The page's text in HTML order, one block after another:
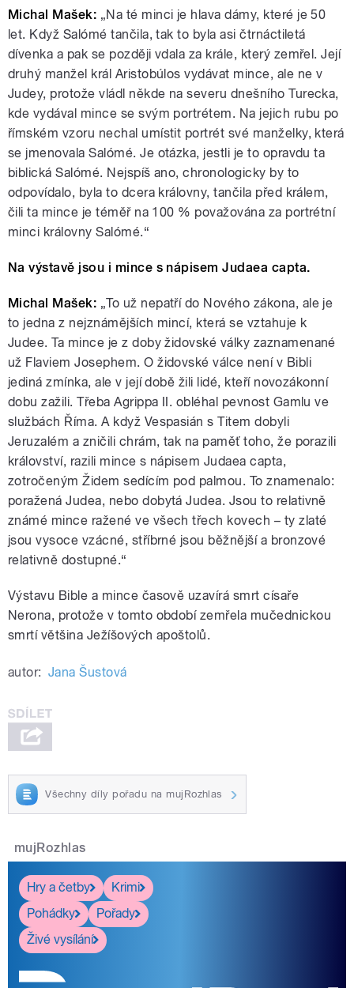
Michal Mašek: „Na té minci je hlava dámy, které je 50
let. Když Salómé tančila, tak to byla asi čtrnáctiletá
dívenka a pak se později vdala za krále, který zemřel. Její
druhý manžel král Aristobúlos vydávat mince, ale ne v
Judey, protože vládl někde na severu dnešního Turecka,
kde vydával mince se svým portrétem. Na jejich rubu po
římském vzoru nechal umístit portrét své manželky, která
se jmenovala Salómé. Je otázka, jestli je to opravdu ta
biblická Salómé. Nejspíš ano, chronologicky by to
odpovídalo, byla to dcera královny, tančila před králem,
čili ta mince je téměř na 100 % považována za portrétní
minci královny Salómé.“
Na výstavě jsou i mince s nápisem Judaea capta.
Michal Mašek: „To už nepatří do Nového zákona, ale je
to jedna z nejznámějších mincí, která se vztahuje k
Judee. Ta mince je z doby židovské války zaznamenané
už Flaviem Josephem. O židovské válce není v Bibli
jediná zmínka, ale v její době žili lidé, kteří novozákonní
dobu zažili. Třeba Agrippa II. obléhal pevnost Gamlu ve
službách Říma. A když Vespasián s Titem dobyli
Jeruzalém a zničili chrám, tak na paměť toho, že porazili
království, razili mince s nápisem Judaea capta,
zotročeným Židem sedícím pod palmou. To znamenalo:
poražená Judea, nebo dobytá Judea. Jsou to relativně
známé mince ražené ve všech třech kovech – ty zlaté
jsou vysoce vzácné, stříbrné jsou běžnější a bronzové
relativně dostupné.“
Výstavu Bible a mince časově uzavírá smrt císaře
Nerona, protože v tomto období zemřela mučednickou
smrtí většina Ježíšových apoštolů.
autor: Jana Šustová
Všechny díly pořadu na mujRozhlas
mujRozhlas
Hry a četby
Krimi
Pohádky
Pořady
Živé vysílání